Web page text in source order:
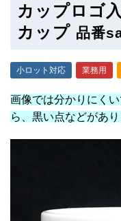
カップロゴ
カップ 品番
小ロット対応 業務用
画像では分かりにく
ら、黒い点などがあり